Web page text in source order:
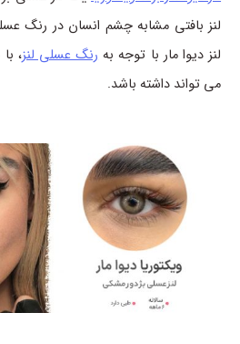
لنز بافتی مشابه چشم انسان در رنگ
لنز دیوا مار با توجه به رنگ عسلی لنز،
می تواند داشته باشد.